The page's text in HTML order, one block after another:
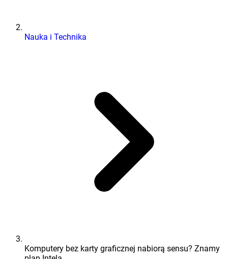
Nauka i Technika
Komputery bez karty graficznej nabiorą sensu? Znamy